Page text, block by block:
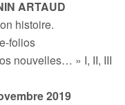
ARTAUD
histoire.
folios
nouvelles… » I, II, III
2019